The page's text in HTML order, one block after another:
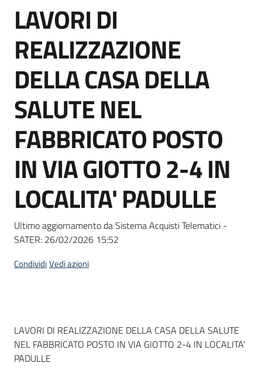
e
strumenti
acquisto
Supporto
Piattaforme
telematiche
English
site
su
Salta al contenuto
LAVORI DI
REALIZZAZIONE
DELLA CASA DELLA
SALUTE NEL
FABBRICATO POSTO
IN VIA GIOTTO 2-4 IN
LOCALITA' PADULLE
Ultimo aggiornamento da Sistema Acquisti Telematici -
SATER: 26/02/2026 15:52
CondividiVedi azioni
Dati del bando
LAVORI DI REALIZZAZIONE DELLA CASA DELLA SALUTE
NEL FABBRICATO POSTO IN VIA GIOTTO 2-4 IN LOCALITA'
PADULLE